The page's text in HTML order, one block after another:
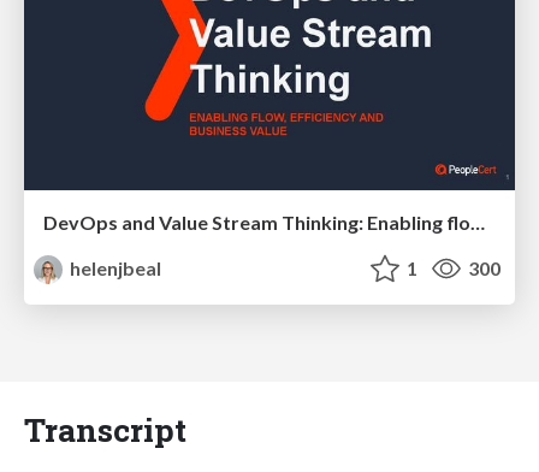
helenjbeal
1 300
Transcript